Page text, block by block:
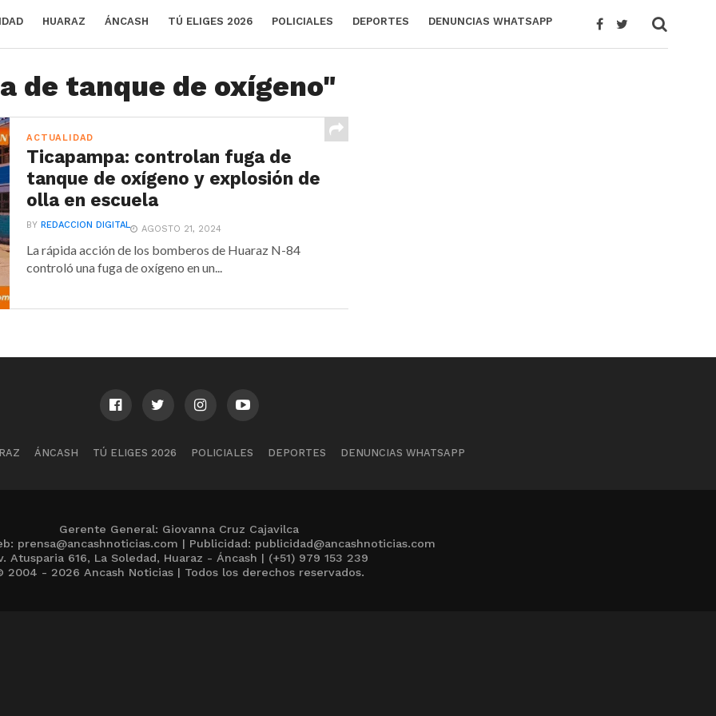
HUARAZ ÁNCASH TÚ ELIGES 2026 POLICIALES DEPORTES DENUNCIAS WHATSAPP
de tanque de oxígeno"
ACTUALIDAD
Ticapampa: controlan fuga de
tanque de oxígeno y explosión de
olla en escuela
BYREDACCION DIGITAL AGOSTO 21, 2024
La rápida acción de los bomberos de Huaraz N-84
controló una fuga de oxígeno en un...
ÁNCASH TÚ ELIGES 2026 POLICIALES DEPORTES DENUNCIAS WHATSAPP
Gerente General: Giovanna Cruz Cajavilca
prensa@ancashnoticias.com | Publicidad: publicidad@ancashnoticias.com
Atusparia 616, La Soledad, Huaraz - Áncash | (+51) 979 153 239
2004 - 2026 Ancash Noticias | Todos los derechos reservados.